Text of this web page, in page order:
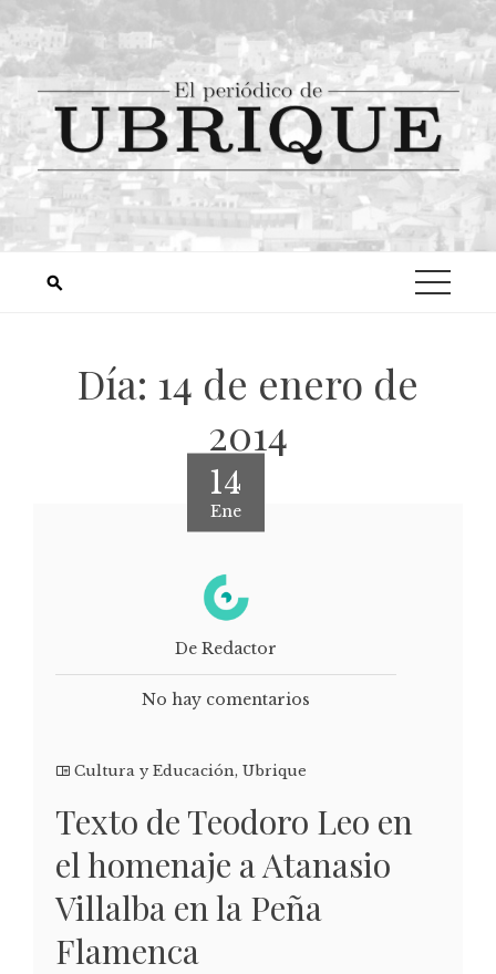
Día: 14 de enero de
2014
14
Ene
De Redactor
No hay comentarios
Cultura y Educación, Ubrique
Texto de Teodoro Leo en
el homenaje a Atanasio
Villalba en la Peña
Flamenca